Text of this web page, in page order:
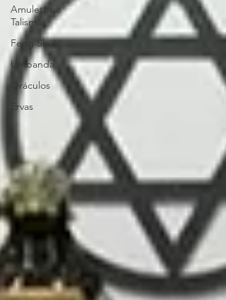
Amuletos e
Talismãs
Feng Shui
Umbanda
Oráculos
Ervas